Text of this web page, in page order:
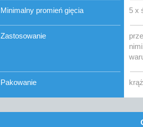
Minimalny promień gięcia 5 x
Zastosowanie
Pakowanie